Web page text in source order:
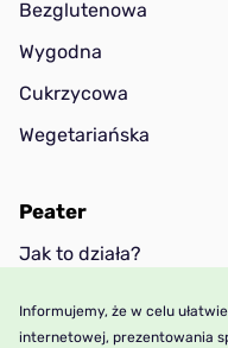
Bezglutenowa
Wygodna
Cukrzycowa
Wegetariańska
Peater
Jak to działa?
Wiedza
Informujemy, że w celu
internetowej, prezentowania